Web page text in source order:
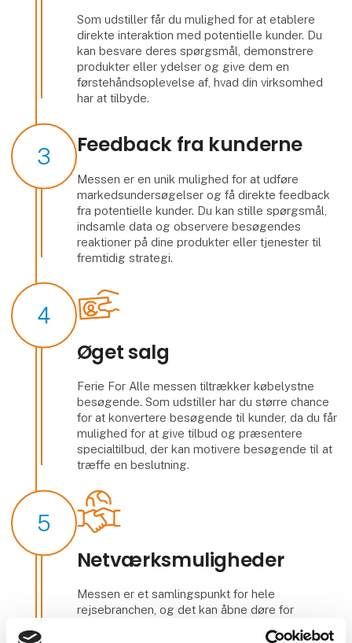
Som udstiller får du mulighed for at etablere
direkte interaktion med potentielle kunder. Du
kan besvare deres spørgsmål, demonstrere
produkter eller ydelser og give dem en
førstehåndsoplevelse af, hvad din virksomhed
har at tilbyde.
3 Feedback fra kunderne
Messen er en unik mulighed for at udføre
markedsundersøgelser og få direkte feedback
fra potentielle kunder. Du kan stille spørgsmål,
indsamle data og observere besøgendes
reaktioner på dine produkter eller tjenester til
fremtidig strategi.
4
Øget salg
Ferie For Alle messen tiltrækker købelystne
besøgende. Som udstiller har du større chance
for at konvertere besøgende til kunder, da du får
mulighed for at give tilbud og præsentere
specialtilbud, der kan motivere besøgende til at
træffe en beslutning.
5
Netværksmuligheder
Messen er et samlingspunkt for hele
rejsebranchen, og det kan åbne døre for